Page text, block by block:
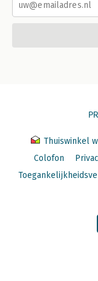
Thuiswinkel
Colofon